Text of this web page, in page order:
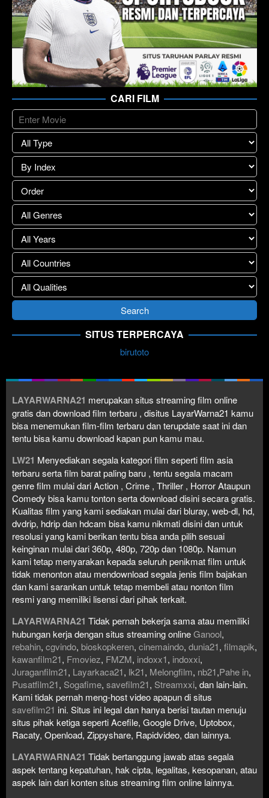
CARI FILM
SITUS TERPERCAYA
birutoto
LAYARWARNA21 merupakan situs streaming film online
gratis dan download film terbaru , disitus LayarWarna21 kamu
bisa menemukan film-film terbaru dan terupdate saat ini dan
tentu bisa kamu download kapan pun kamu mau.
LW21 Menyediakan segala kategori film seperti film asia
terbaru serta film barat paling baru , tentu segala macam
genre film mulai dari Action , Crime , Thriller , Horror Ataupun
Comedy bisa kamu tonton serta download disini secara gratis.
Kualitas film yang kami sediakan mulai dari bluray, web-dl, hd,
dvdrip, hdrip dan hdcam bisa kamu nikmati disini dan untuk
resolusi yang kami berikan tentu bisa anda pilih sesuai
keinginan mulai dari 360p, 480p, 720p dan 1080p. Namun
kami tetap menyarakan kepada seluruh penikmat film untuk
tidak menonton atau mendownload segala jenis film bajakan
dan kami sarankan untuk tetap membeli atau nonton film
resmi yang memiliki lisensi dari pihak terkait.
LAYARWARNA21 Tidak pernah bekerja sama atau memiliki
hubungan kerja dengan situs streaming onlineGanool,
rebahin, cgvindo, bioskopkeren, cinemaindo, dunia21, filmapik,
kawanfilm21, Fmoviez, FMZM, indoxx1, indoxxi,
Juraganfilm21, Layarkaca21, lk21, Melongfilm, nb21,Pahe in,
Pusatfilm21, Sogafime, savefilm21, Streamxxi, dan lain-lain.
Kami tidak pernah meng-host video apapun di situs
savefilm21 ini. Situs ini legal dan hanya berisi tautan menuju
situs pihak ketiga seperti Acefile, Google Drive, Uptobox,
Racaty, Openload, Zippyshare, Rapidvideo, dan lainnya.
LAYARWARNA21 Tidak bertanggung jawab atas segala
aspek tentang kepatuhan, hak cipta, legalitas, kesopanan, atau
aspek lain dari konten situs streaming film online lainnya.